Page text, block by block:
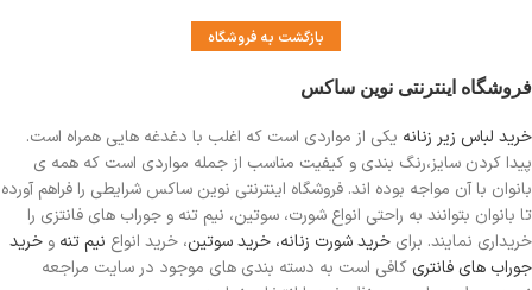
بازگشت به فروشگاه
فروشگاه اینترنتی نوین ساکس
خرید لباس زیر زنانه یکی از مواردی است که اغلب با دغدغه هایی همراه است.
پیدا کردن سایز،رنگ بندی و کیفیت مناسب از جمله مواردی است که همه ی
بانوان با آن مواجه بوده اند. فروشگاه اینترنتی نوین ساکس شرایطی را فراهم آورده
تا بانوان بتوانند به راحتی انواع شورت، سوتین، نیم تنه و جوراب های فانتزی را
خریداری نمایند. برای خرید شورت زنانه، خرید سوتین، خرید انواع نیم تنه و خرید
جوراب های فانتری کافی است به دسته بندی های موجود در سایت مراجعه